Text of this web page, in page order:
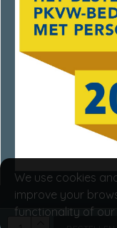
Van Rumpt
We use cookies
improve your
functionality of our